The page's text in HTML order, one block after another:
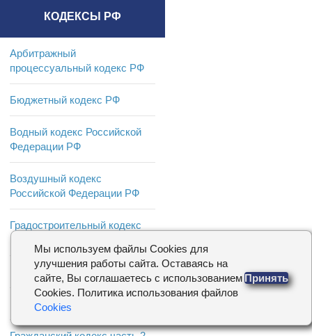
КОДЕКСЫ РФ
Арбитражный
процессуальный кодекс РФ
Бюджетный кодекс РФ
Водный кодекс Российской
Федерации РФ
Воздушный кодекс
Российской Федерации РФ
Градостроительный кодекс
ГК РФ
Гражданский кодекс часть 1
Мы используем файлы Cookies для
улучшения работы сайта. Оставаясь на
сайте, Вы соглашаетесь с использованием
Cookies. Политика использования файлов
Cookies
Принять